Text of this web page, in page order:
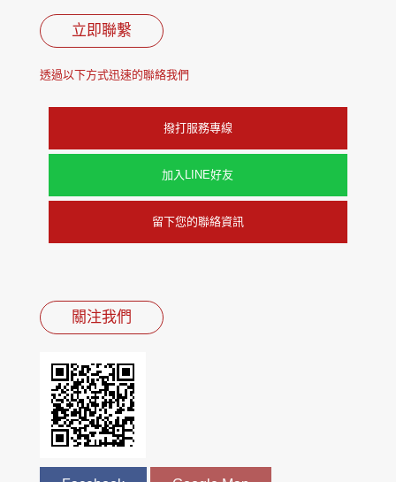
立即聯繫
透過以下方式迅速的聯絡我們
撥打服務專線
加入LINE好友
留下您的聯絡資訊
關注我們